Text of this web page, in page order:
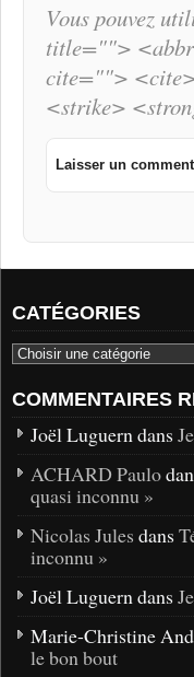
Vous pouvez
title="">
cite="">
<strike>
CATÉGORIES
COMMENTAIRES
Joël Luguern dans
ACHARD Paulo
quasi inconnu »
Nicolas Jules dans
inconnu »
Joël Luguern dans
Marie-Christine
le bon bout